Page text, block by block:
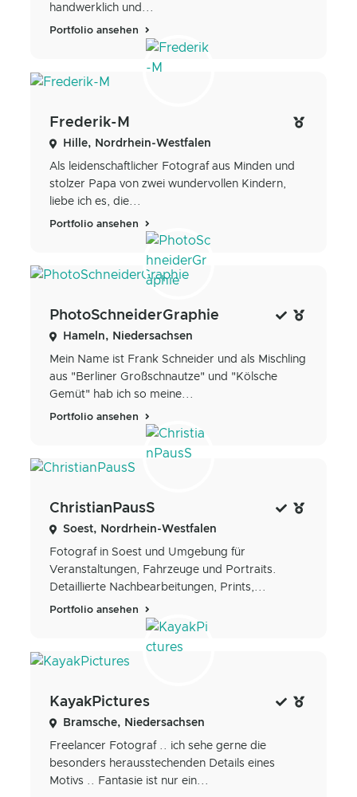
handwerklich und...
Portfolio ansehen
Frederik-M
Hille, Nordrhein-Westfalen
Als leidenschaftlicher Fotograf aus Minden und
stolzer Papa von zwei wundervollen Kindern,
liebe ich es, die...
Portfolio ansehen
PhotoSchneiderGraphie
Hameln, Niedersachsen
Mein Name ist Frank Schneider und als Mischling
aus "Berliner Großschnautze" und "Kölsche
Gemüt" hab ich so meine...
Portfolio ansehen
ChristianPausS
Soest, Nordrhein-Westfalen
Fotograf in Soest und Umgebung für
Veranstaltungen, Fahrzeuge und Portraits.
Detaillierte Nachbearbeitungen, Prints,...
Portfolio ansehen
KayakPictures
Bramsche, Niedersachsen
Freelancer Fotograf .. ich sehe gerne die
besonders herausstechenden Details eines
Motivs .. Fantasie ist nur ein...